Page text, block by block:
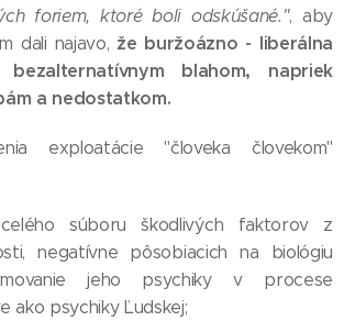
foriem, ktoré boli odskúšané.", aby
dali najavo, že buržoázno - liberálna
blahom, napriek
a nedostatkom.
exploatácie "človeka človekom"
súboru škodlivých faktorov z
negatívne pôsobiacich na biológiu
jeho psychiky v procese
ako psychiky Ľudskej;